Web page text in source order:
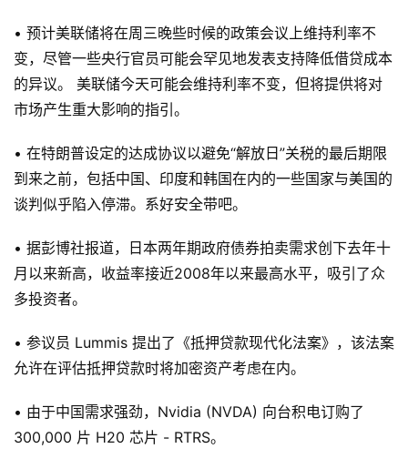
• 预计美联储将在周三晚些时候的政策会议上维持利率不
变，尽管一些央行官员可能会罕见地发表支持降低借贷成本
的异议。 美联储今天可能会维持利率不变，但将提供将对
市场产生重大影响的指引。
• 在特朗普设定的达成协议以避免“解放日”关税的最后期限
到来之前，包括中国、印度和韩国在内的一些国家与美国的
谈判似乎陷入停滞。系好安全带吧。
• 据彭博社报道，日本两年期政府债券拍卖需求创下去年十
月以来新高，收益率接近2008年以来最高水平，吸引了众
多投资者。
• 参议员 Lummis 提出了《抵押贷款现代化法案》，该法案
允许在评估抵押贷款时将加密资产考虑在内。
• 由于中国需求强劲，Nvidia (NVDA) 向台积电订购了
300,000 片 H20 芯片 - RTRS。